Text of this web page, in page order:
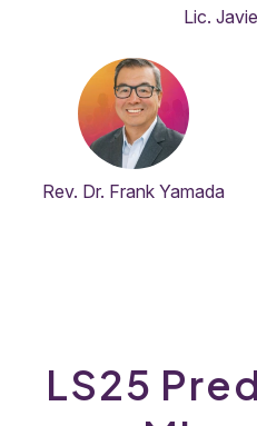
Lic.
Rev. Dr. Frank Yamada
LS25